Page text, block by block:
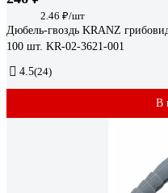
2.46 ₽/шт
Дюбель-гвоздь KRANZ
100 шт. KR-02-3621-001
4.5(24)
В